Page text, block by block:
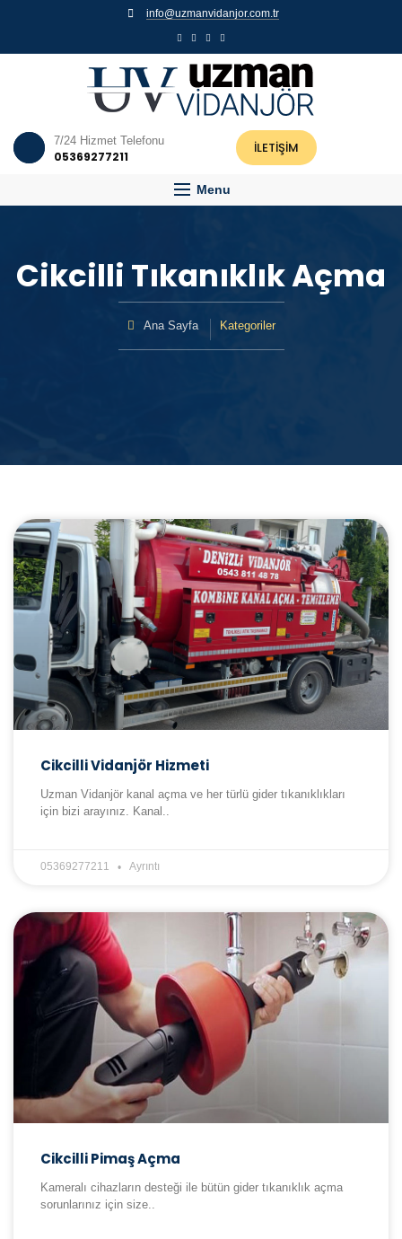
info@uzmanvidanjor.com.tr
7/24 Hizmet Telefonu
05369277211 İLETİŞİM
Menu
Cikcilli Tıkanıklık Açma
Ana Sayfa Kategoriler
Cikcilli Vidanjör Hizmeti
Uzman Vidanjör kanal açma ve her türlü gider tıkanıklıkları
için bizi arayınız. Kanal..
05369277211 Ayrıntı
Cikcilli Pimaş Açma
Kameralı cihazların desteği ile bütün gider tıkanıklık açma
sorunlarınız için size..